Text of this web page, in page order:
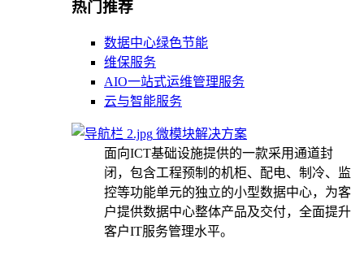
热门推荐
数据中心绿色节能
维保服务
AIO一站式运维管理服务
云与智能服务
微模块解决方案
面向ICT基础设施提供的一款采用通道封
闭，包含工程预制的机柜、配电、制冷、监
控等功能单元的独立的小型数据中心，为客
户提供数据中心整体产品及交付，全面提升
客户IT服务管理水平。